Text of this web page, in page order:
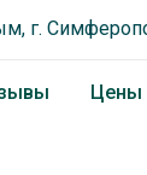
г.
Цены